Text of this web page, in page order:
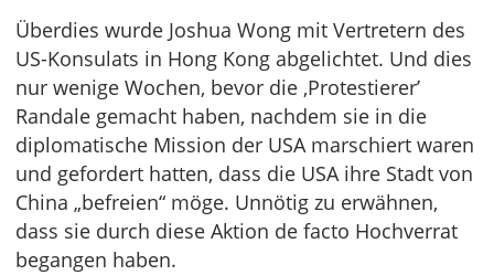
Überdies wurde Joshua Wong mit Vertretern des
US-Konsulats in Hong Kong abgelichtet. Und dies
nur wenige Wochen, bevor die ‚Protestierer’
Randale gemacht haben, nachdem sie in die
diplomatische Mission der USA marschiert waren
und gefordert hatten, dass die USA ihre Stadt von
China „befreien“ möge. Unnötig zu erwähnen,
dass sie durch diese Aktion de facto Hochverrat
begangen haben.